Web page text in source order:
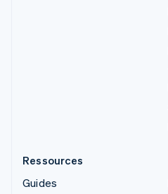
Ressources
Guides